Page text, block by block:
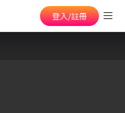
登入/註冊